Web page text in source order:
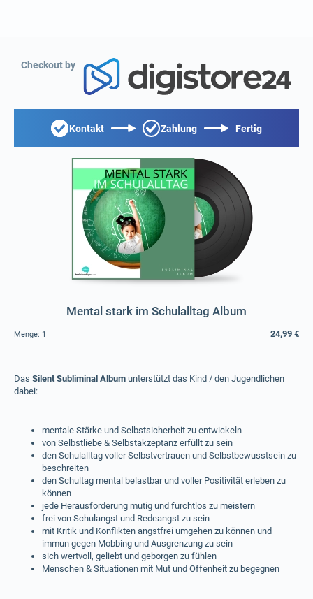
Checkout by
Kontakt Zahlung Fertig
Mental stark im Schulalltag Album
Menge: 1 24,99 €
Das Silent Subliminal Album unterstützt das Kind / den Jugendlichen
dabei:
mentale Stärke und Selbstsicherheit zu entwickeln
von Selbstliebe & Selbstakzeptanz erfüllt zu sein
den Schulalltag voller Selbstvertrauen und Selbstbewusstsein zu
beschreiten
den Schultag mental belastbar und voller Positivität erleben zu
können
jede Herausforderung mutig und furchtlos zu meistern
frei von Schulangst und Redeangst zu sein
mit Kritik und Konflikten angstfrei umgehen zu können und
immun gegen Mobbing und Ausgrenzung zu sein
sich wertvoll, geliebt und geborgen zu fühlen
Menschen & Situationen mit Mut und Offenheit zu begegnen